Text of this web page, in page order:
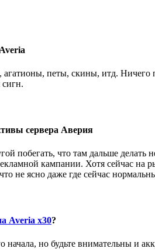
петы, скины, итд. Ничего
сервера Аверия
побегать, что там дальше
кампании. Хотя сейчас
не ясно даже где сейчас
Averia x30?
начала, но будьте внимательны и